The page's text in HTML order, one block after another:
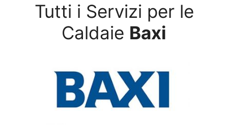
Tutti i Servizi per le
Caldaie Baxi